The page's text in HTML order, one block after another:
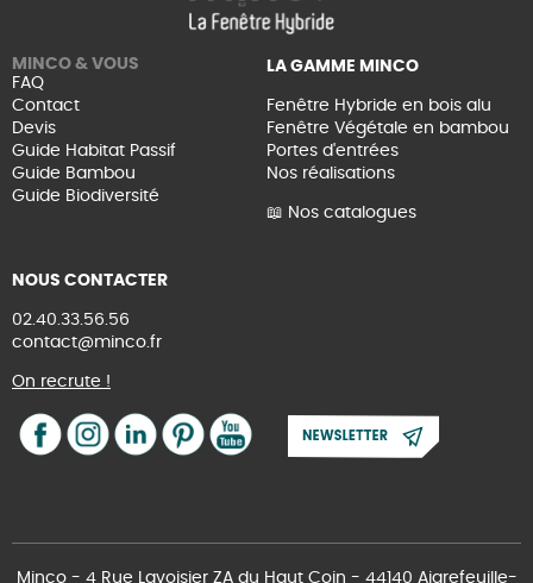
MINCO & VOUS
FAQ
Contact
Devis
Guide Habitat Passif
Guide Bambou
Guide Biodiversité
LA GAMME MINCO
Fenêtre Hybride en bois alu
Fenêtre Végétale en bambou
Portes d'entrées
Nos réalisations
📖 Nos catalogues
NOUS CONTACTER
02.40.33.56.56
contact@minco.fr
On recrute !
Minco - 4 Rue Lavoisier ZA du Haut Coin - 44140 Aigrefeuille-